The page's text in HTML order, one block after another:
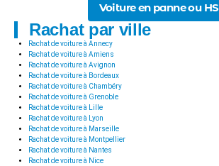
Voiture en panne ou HS
Rachat par ville
Rachat de voiture à Annecy
Rachat de voiture à Amiens
Rachat de voiture à Avignon
Rachat de voiture à Bordeaux
Rachat de voiture à Chambéry
Rachat de voiture à Grenoble
Rachat de voiture à Lille
Rachat de voiture à Lyon
Rachat de voiture à Marseille
Rachat de voiture à Montpellier
Rachat de voiture à Nantes
Rachat de voiture à Nice